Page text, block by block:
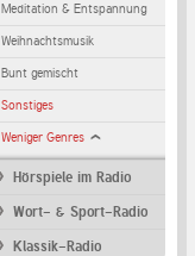
Meditation & Entspannung
Weihnachtsmusik
Bunt gemischt
Sonstiges
Weniger Genres
Hörspiele im Radio
Wort- & Sport-Radio
Klassik-Radio